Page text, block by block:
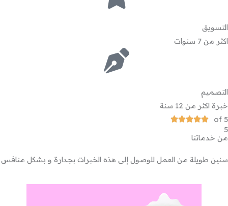
التسويق
اكثر من 7 سنوات
التصميم
خبرة اكثر من 12 سنة
of 5





5
5
من خدماتنا
سنين طويلة من العمل للوصول إلى هذه الخبرات بجدارة و بشكل منافس